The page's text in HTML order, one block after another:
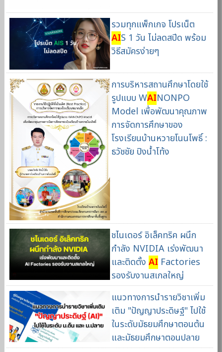
รวมทุกแพ็กเกจ โปรเน็ต
AIS 1 วัน ไม่ลดสปีด พร้อม
วิธีสมัครง่ายๆ
การบริหารสถานศึกษาโดยใช้
รูปแบบ WAINONPO
Model เพื่อพัฒนาคุณภาพ
การจัดการศึกษาของ
โรงเรียนบ้านหวายโนนโพธิ์ :
ธวัชชัย ปิงน้ำโท้ง
ชไนเดอร์ อิเล็คทริค ผนึก
กำลัง NVIDIA เร่งพัฒนา
และติดตั้ง AI Factories
รองรับงานสเกลใหญ่
แนวทางการนำรายวิชาเพิ่ม
เติม "ปัญญาประดิษฐ์" ไปใช้
ในระดับมัธยมศึกษาตอนต้น
และมัธยมศึกษาตอนปลาย